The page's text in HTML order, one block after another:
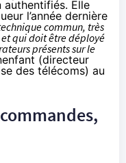
Elle
l’année dernière
commun, très
qui doit être déployé
présents sur le
(directeur
des télécoms) au